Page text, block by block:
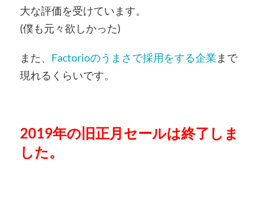
大な評価を受けています。
(僕も元々欲しかった)
また、 Factorioのうまさで採用をする企業 まで
現れるくらいです。
2019年の旧正月セールは終了しま
した。